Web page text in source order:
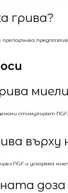
грива?
препоръчва
стимулират
върху
NGF и ускорява
доза